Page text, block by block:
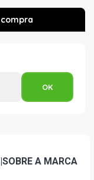
|SOBRE A MARCA